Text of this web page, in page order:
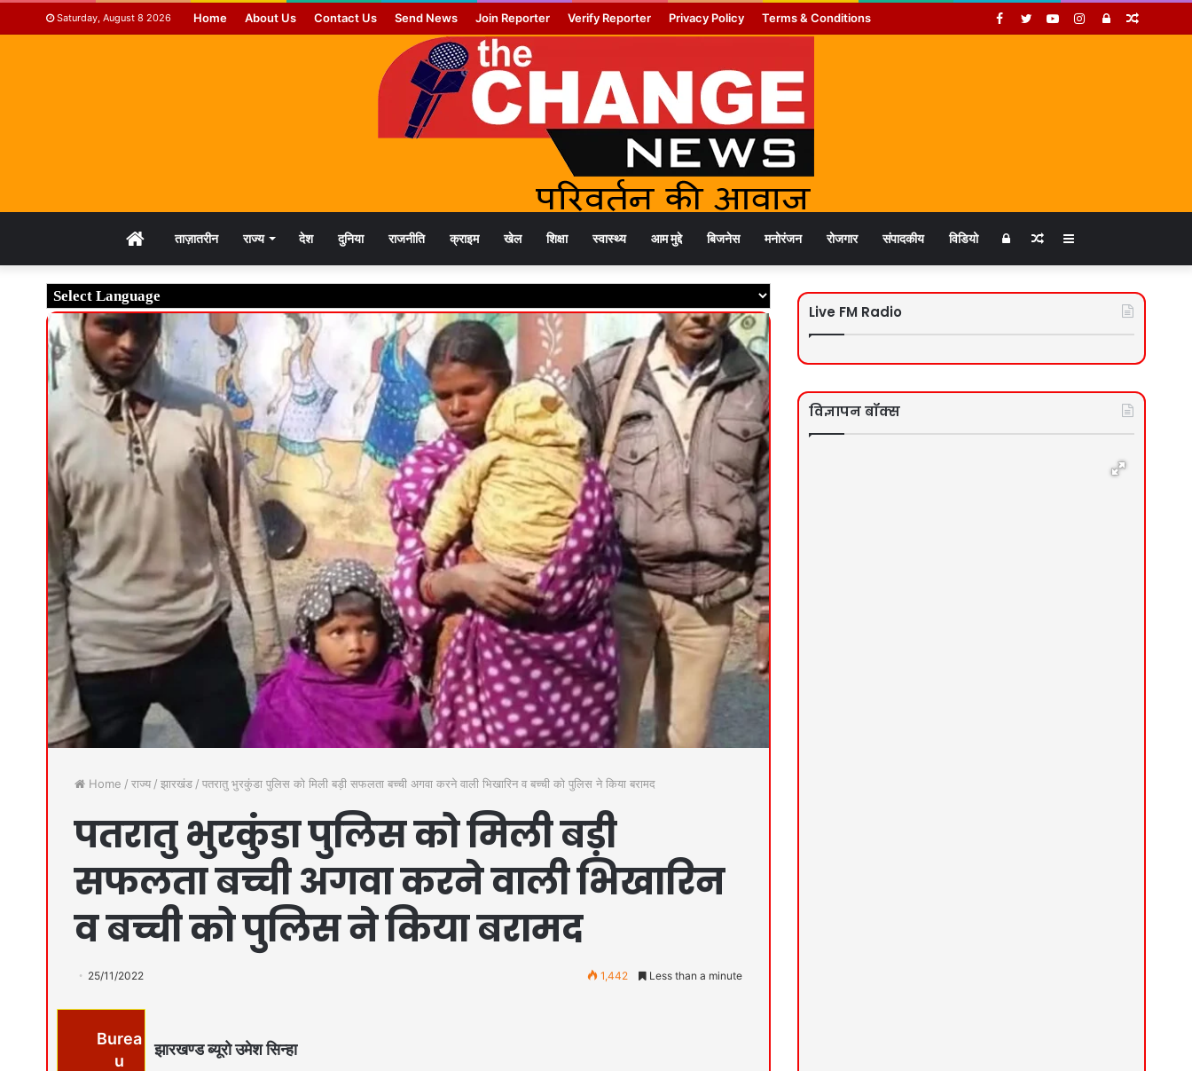
Saturday, August 8 2026 Home About Us Contact Us Send News Join Reporter Verify Reporter Privacy Policy Terms & Conditions Random
Log
Instagram
YouTube
Twitter
Facebook
HOMEताज़ातरीन राज्य देश दुनिया राजनीति क्राइम खेल शिक्षा स्वास्थ्य आम मुद्दे बिजनेस मनोरंजन रोजगार संपादकीय विडियो Sidebar
Random
Article
Log
In
Home / राज्य / झारखंड / पतरातु भुरकुंडा पुलिस को मिली बड़ी सफलता बच्ची अगवा करने वाली भिखारिन व बच्ची को पुलिस ने किया बरामद
पतरातु भुरकुंडा पुलिस को मिली बड़ी
सफलता बच्ची अगवा करने वाली भिखारिन
व बच्ची को पुलिस ने किया बरामद
25/11/2022 1,442 Less than a minute
Burea
u
झारखण्ड ब्यूरो उमेश सिन्हा
Live FM Radio
विज्ञापन बॉक्स